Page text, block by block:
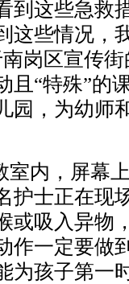
到这些急救
这些情况，
岗区宣传
且“特殊”的
园，为幼师
室内，屏幕
护士正在现
或吸入异物
作一定要做
为孩子第一